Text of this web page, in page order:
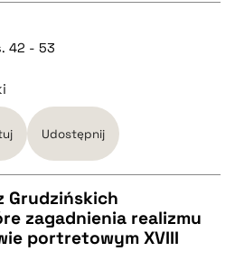
42 - 53
Udostępnij
Grudzińskich
zagadnienia realizmu
portretowym XVIII